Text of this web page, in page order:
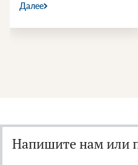
Далее
Напишите нам или